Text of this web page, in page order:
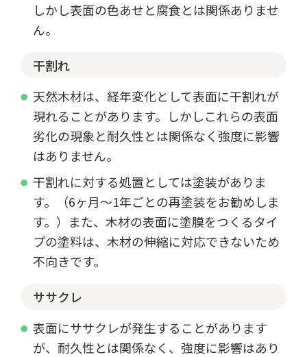
しかし表面の色あせと腐食とは関係ありませ
ん。
干割れ
天然木材は、経年変化として表面に干割れが
現れることがあります。しかしこれらの表面
劣化の現象と耐久性とは関係なく強度に影響
はありません。
干割れに対する処置としては塗装がありま
す。（6ヶ月～1年ごとの再塗装をお勧めしま
す。）また、木材の表面に塗膜をつくるタイ
プの塗料は、木材の伸縮に対応できないため
不向きです。
ササクレ
表面にササクレが発生することがあります
が、耐久性とは関係なく、強度に影響はあり